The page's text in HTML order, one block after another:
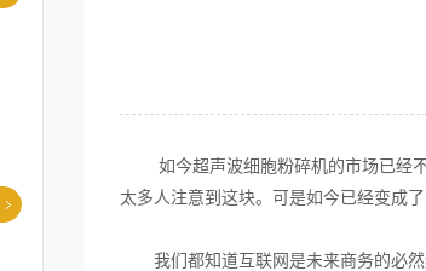
如今超声波细胞粉碎机的市场已经不
太多人注意到这块。可是如今已经变成了
我们都知道互联网是未来商务的必然